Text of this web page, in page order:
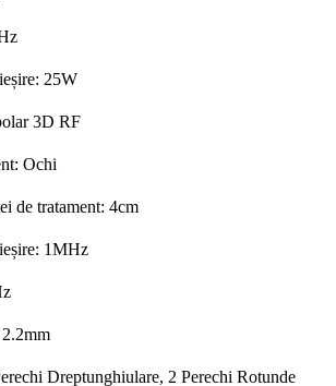
25W
3D RF
Ochi
de tratament: 4cm
1MHz
Dreptunghiulare, 2 Perechi Rotunde